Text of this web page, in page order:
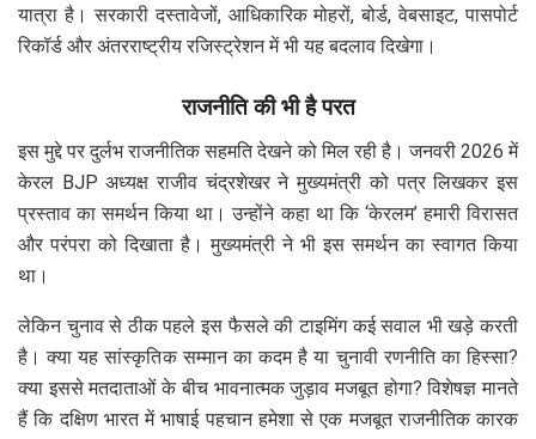
यात्रा है। सरकारी दस्तावेजों, आधिकारिक मोहरों, बोर्ड, वेबसाइट, पासपोर्ट
रिकॉर्ड और अंतरराष्ट्रीय रजिस्ट्रेशन में भी यह बदलाव दिखेगा।
राजनीति की भी है परत
इस मुद्दे पर दुर्लभ राजनीतिक सहमति देखने को मिल रही है। जनवरी 2026 में
केरल BJP अध्यक्ष राजीव चंद्रशेखर ने मुख्यमंत्री को पत्र लिखकर इस
प्रस्ताव का समर्थन किया था। उन्होंने कहा था कि ‘केरलम’ हमारी विरासत
और परंपरा को दिखाता है। मुख्यमंत्री ने भी इस समर्थन का स्वागत किया
था।
लेकिन चुनाव से ठीक पहले इस फैसले की टाइमिंग कई सवाल भी खड़े करती
है। क्या यह सांस्कृतिक सम्मान का कदम है या चुनावी रणनीति का हिस्सा?
क्या इससे मतदाताओं के बीच भावनात्मक जुड़ाव मजबूत होगा? विशेषज्ञ मानते
हैं कि दक्षिण भारत में भाषाई पहचान हमेशा से एक मजबूत राजनीतिक कारक